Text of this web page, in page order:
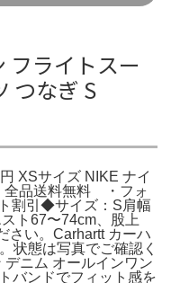
フライトスー
つなぎ S
XSサイズ NIKE ナイ
全品送料無料 ・フォ
割引◆サイズ：S肩幅
ト67〜74cm、股上
さい。Carhartt カーハ
態は写真でご確認く
ニム オールインワン
バンドでフィット感を